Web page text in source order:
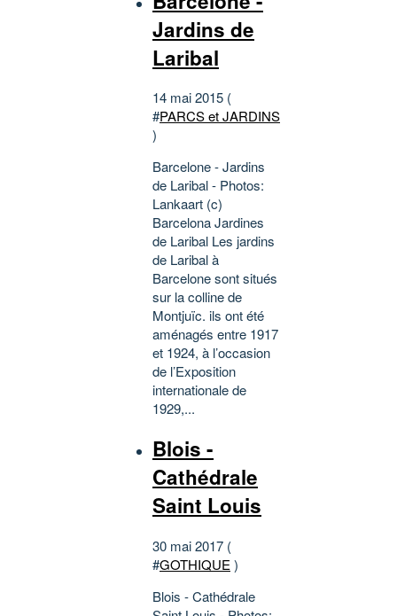
Jardins de
Laribal
14 mai 2015 (
#PARCS et JARDINS
)
Barcelone - Jardins
de Laribal - Photos:
Lankaart (c)
Barcelona Jardines
de Laribal Les jardins
de Laribal à
Barcelone sont situés
sur la colline de
Montjuïc. ils ont été
aménagés entre 1917
et 1924, à l’occasion
de l’Exposition
internationale de
1929,...
Blois -
Cathédrale
Saint Louis
30 mai 2017 (
#GOTHIQUE )
Blois - Cathédrale